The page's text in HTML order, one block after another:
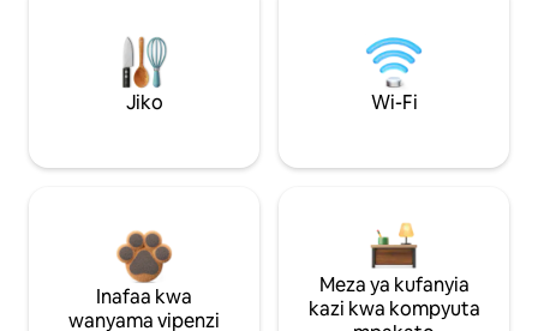
Jiko Wi-Fi
Inafaa kwa
wanyama vipenzi
Meza ya kufanyia
kazi kwa kompyuta